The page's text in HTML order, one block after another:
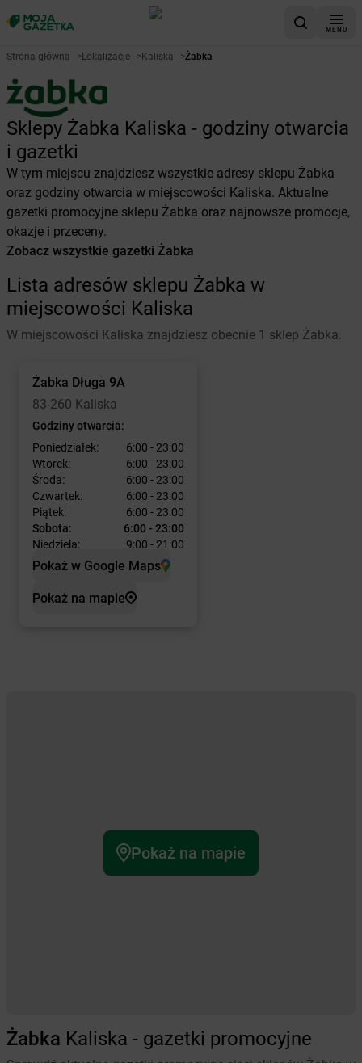
MENU
Strona główna >Lokalizacje >Kaliska >Żabka
Sklepy Żabka Kaliska - godziny otwarcia
i gazetki
W tym miejscu znajdziesz wszystkie adresy sklepu Żabka
oraz godziny otwarcia w miejscowości Kaliska. Aktualne
gazetki promocyjne sklepu Żabka oraz najnowsze promocje,
okazje i przeceny.
Zobacz wszystkie gazetki Żabka
Lista adresów sklepu Żabka w
miejscowości Kaliska
W miejscowości Kaliska znajdziesz obecnie 1 sklep Żabka.
Żabka Długa 9A
83-260 Kaliska
Godziny otwarcia:
Poniedziałek:
6:00 - 23:00
Wtorek:
6:00 - 23:00
Środa:
6:00 - 23:00
Czwartek:
6:00 - 23:00
Piątek:
6:00 - 23:00
Sobota:
6:00 - 23:00
Niedziela:
9:00 - 21:00
Pokaż w Google Maps
Pokaż na mapie
Pokaż na mapie
Żabka Kaliska - gazetki promocyjne